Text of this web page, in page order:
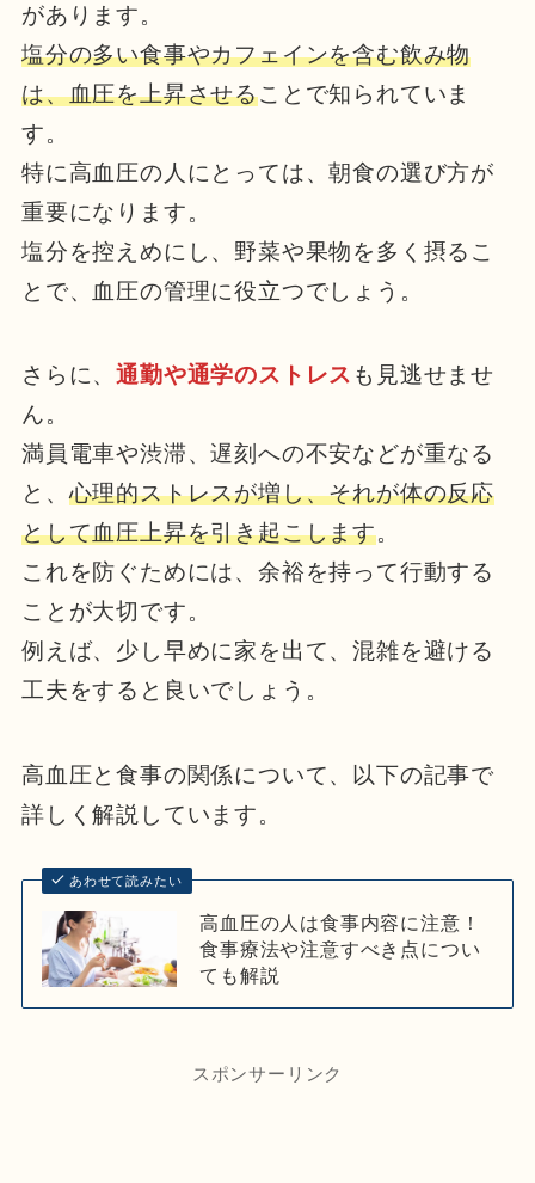
があります。
塩分の多い食事やカフェインを含む飲み物
は、血圧を上昇させることで知られていま
す。
特に高血圧の人にとっては、朝食の選び方が
重要になります。
塩分を控えめにし、野菜や果物を多く摂るこ
とで、血圧の管理に役立つでしょう。
さらに、通勤や通学のストレス も見逃せませ
ん。
満員電車や渋滞、遅刻への不安などが重なる
と、心理的ストレスが増し、それが体の反応
として血圧上昇を引き起こします。
これを防ぐためには、余裕を持って行動する
ことが大切です。
例えば、少し早めに家を出て、混雑を避ける
工夫をすると良いでしょう。
高血圧と食事の関係について、以下の記事で
詳しく解説しています。
あわせて読みたい
高血圧の人は食事内容に注意！
食事療法や注意すべき点につい
ても解説
スポンサーリンク